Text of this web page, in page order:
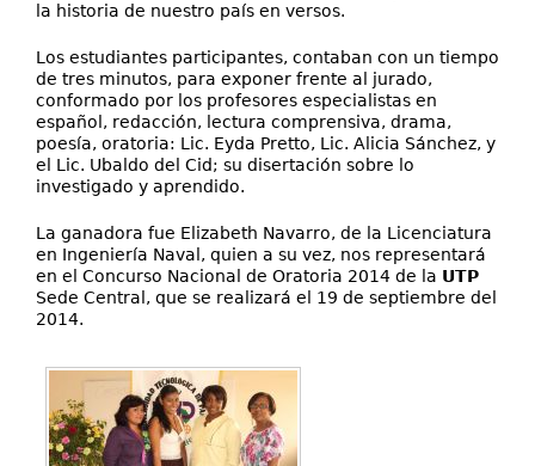
la historia de nuestro país en versos.
Los estudiantes participantes, contaban con un tiempo
de tres minutos, para exponer frente al jurado,
conformado por los profesores especialistas en
español, redacción, lectura comprensiva, drama,
poesía, oratoria: Lic. Eyda Pretto, Lic. Alicia Sánchez, y
el Lic. Ubaldo del Cid; su disertación sobre lo
investigado y aprendido.
La ganadora fue Elizabeth Navarro, de la Licenciatura
en Ingeniería Naval, quien a su vez, nos representará
en el Concurso Nacional de Oratoria 2014 de la UTP
Sede Central, que se realizará el 19 de septiembre del
2014.